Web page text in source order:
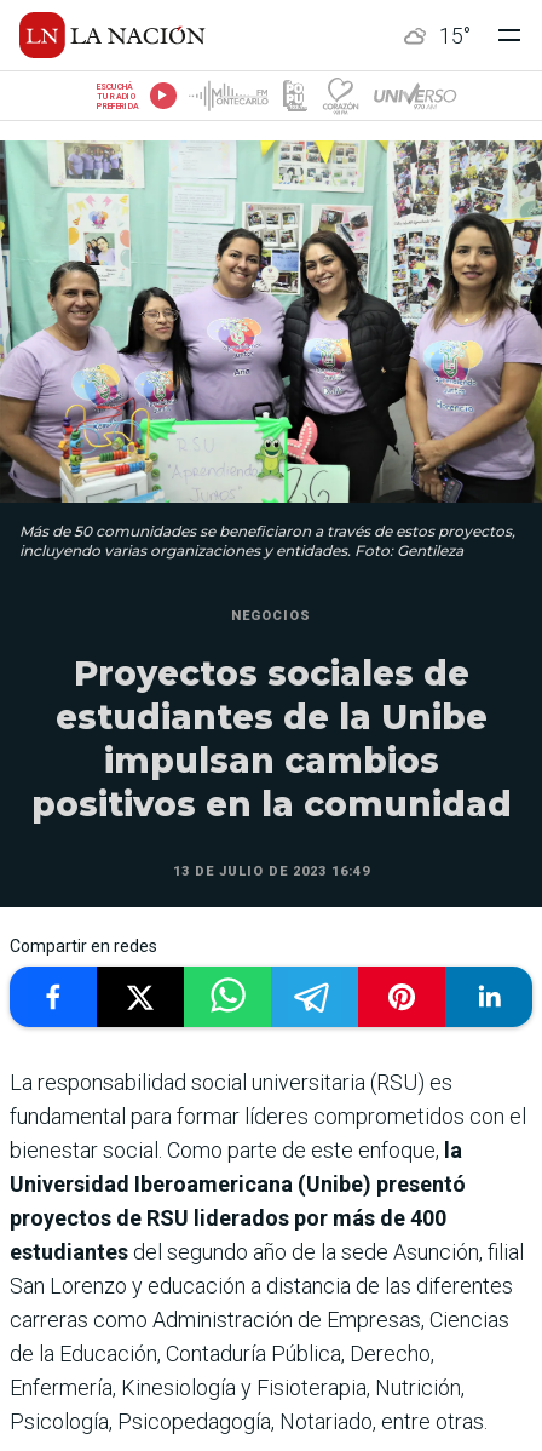
15°
ESCUCHÁ
TU RADIO
PREFERIDA
Más de 50 comunidades se beneficiaron a través de estos proyectos,
incluyendo varias organizaciones y entidades. Foto: Gentileza
NEGOCIOS
Proyectos sociales de
estudiantes de la Unibe
impulsan cambios
positivos en la comunidad
13 DE JULIO DE 2023 16:49
Compartir en redes
La responsabilidad social universitaria (RSU) es
fundamental para formar líderes comprometidos con el
bienestar social. Como parte de este enfoque, la
Universidad Iberoamericana (Unibe) presentó
proyectos de RSU liderados por más de 400
estudiantes del segundo año de la sede Asunción, filial
San Lorenzo y educación a distancia de las diferentes
carreras como Administración de Empresas, Ciencias
de la Educación, Contaduría Pública, Derecho,
Enfermería, Kinesiología y Fisioterapia, Nutrición,
Psicología, Psicopedagogía, Notariado, entre otras.